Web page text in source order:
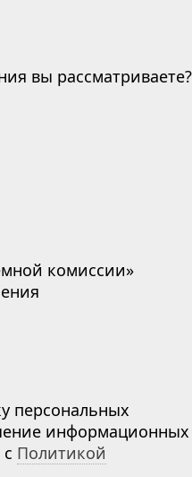
вы рассматриваете?
комиссии»
персональных
информационных
Политикой